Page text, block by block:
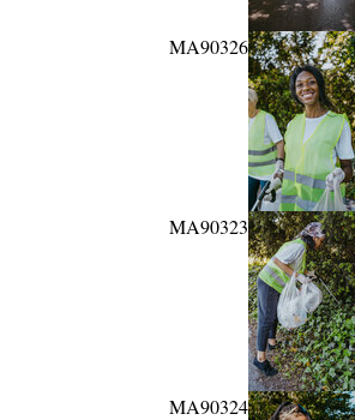
MA90326
MA90323
MA90324